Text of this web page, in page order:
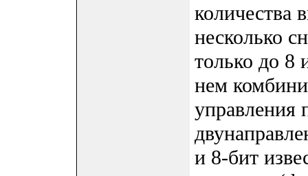
количества
несколько
только до 8
нем
управления
и 8-бит